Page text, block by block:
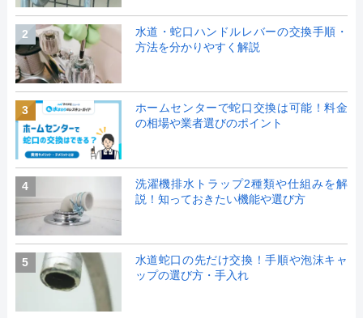
2
水道・蛇口ハンドルレバーの交換手順・
方法を分かりやすく解説
3
ホームセンターで蛇口交換は可能！料金
の相場や業者選びのポイント
4
洗濯機排水トラップ2種類や仕組みを解
説！知っておきたい機能や選び方
5
水道蛇口の先だけ交換！手順や泡沫キャ
ップの選び方・手入れ